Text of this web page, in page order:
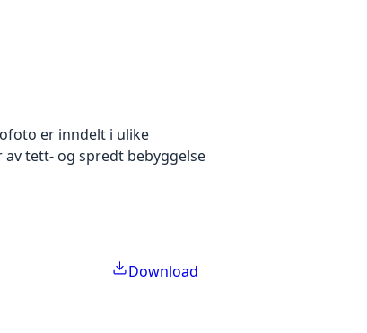
er inndelt i ulike
tett- og spredt bebyggelse
Download